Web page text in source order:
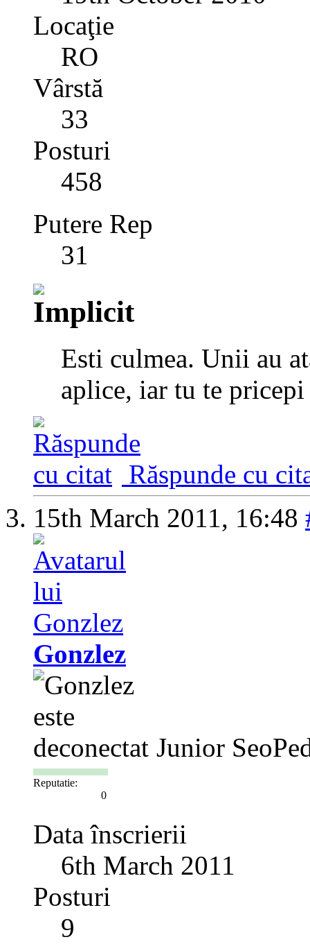
Locaţie
RO
Vârstă
33
Posturi
458
Putere Rep
31
Esti culmea. Unii au
aplice, iar tu te
Răspunde cu
15th March 2011, 16:48
Gonzlez
Junior
Reputatie:
0
Data înscrierii
6th March 2011
Posturi
9